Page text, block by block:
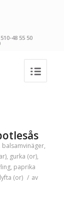
48 55 50
balsamvinäger,
, gurka (or),
, paprika
(or) / av